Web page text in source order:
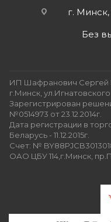
г.
Без
ИП Шафранович Сергей
г.Минск, ул.Игнатовского
Зарегистрирован
№0514973 от 23.12.2014г.
Дата регистрации в
Беларусь - 11.12.2015г.
Счет: №
ОАО ЦБУ 114,г.Минск,